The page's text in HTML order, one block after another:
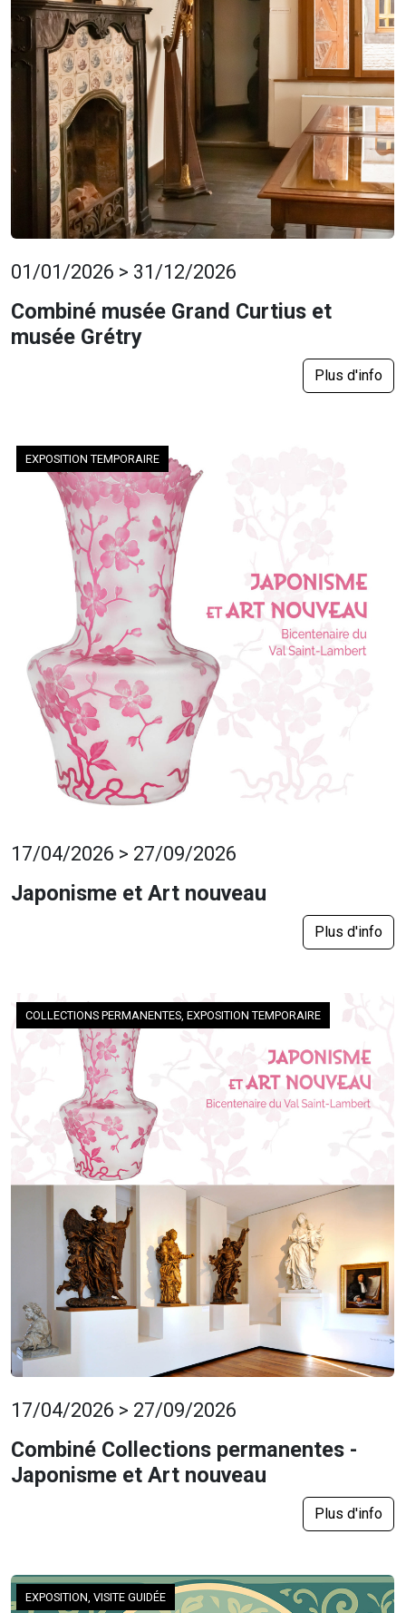
01/01/2026 > 31/12/2026
Combiné musée Grand Curtius et
musée Grétry
Plus d'info
EXPOSITION TEMPORAIRE
17/04/2026 > 27/09/2026
Japonisme et Art nouveau
Plus d'info
COLLECTIONS PERMANENTES, EXPOSITION TEMPORAIRE
17/04/2026 > 27/09/2026
Combiné Collections permanentes -
Japonisme et Art nouveau
Plus d'info
EXPOSITION, VISITE GUIDÉE